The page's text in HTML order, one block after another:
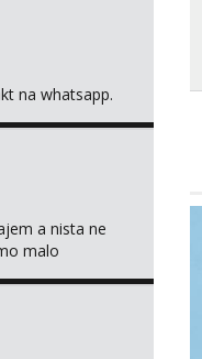
na whatsapp.
a nista ne
malo